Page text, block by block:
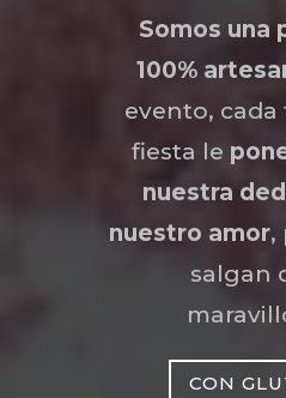
Somos una
100%
evento, cada
fiesta le
nuestra
nuestro amor,
salgan
CON